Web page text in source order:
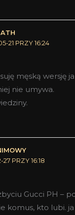
21 PRZY 16:24
męską wersję
nie umywa.
27 PRZY 16:18
Gucci PH –
komus, kto lubi.